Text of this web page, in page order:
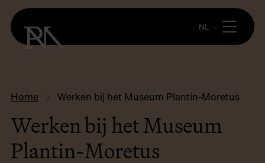
NL
Home Werken bij het Museum Plantin-Moretus
Werken bij het Museum
Plantin-Moretus